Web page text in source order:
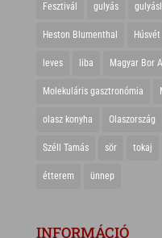
Fesztivál gulyás
Heston Blumenthal Húsvét
leves liba Magyar Bor
Molekuláris gasztronómia
olasz konyha Olaszország
Széll Tamás sör tokaj
étterem ünnep
INFORMÁCIÓ